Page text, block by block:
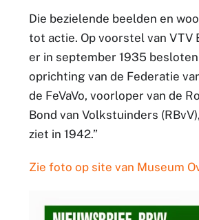
Die bezielende beelden en
tot actie. Op voorstel van VTV
er in september 1935
oprichting van de Federatie
de FeVaVo, voorloper van de
Bond van Volkstuinders
ziet in 1942.”
Zie foto op site van Museum